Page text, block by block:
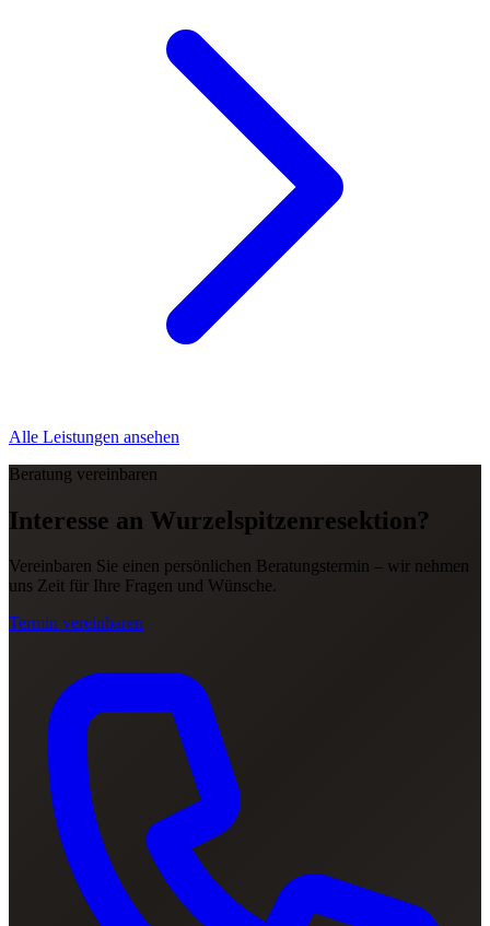
Alle Leistungen ansehen
Beratung vereinbaren
Interesse an Wurzelspitzenresektion?
Vereinbaren Sie einen persönlichen Beratungstermin – wir nehmen
uns Zeit für Ihre Fragen und Wünsche.
Termin vereinbaren